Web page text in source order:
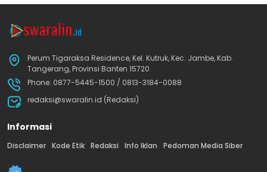
Perum Tigaraksa Residence, Kel. Kutruk, Kec. Jambe, Kab.
Tangerang, Provinsi Banten 15720
Phone: 0877-5445-1500 / 0813-3184-0088
redaksi@swaralin.id (Redaksi)
Informasi
Disclaimer Kode Etik Redaksi Info Iklan Pedoman Media Siber